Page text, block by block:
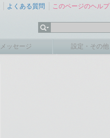
よくある質問 このページのヘルプ
メッセージ 設定・その他